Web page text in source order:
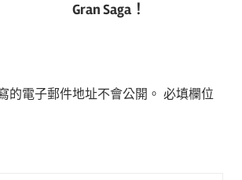
Gran Saga！
的電子郵件地址不會公開。 必填欄位